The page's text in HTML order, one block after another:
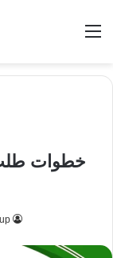
القائمة
خطوات طلب